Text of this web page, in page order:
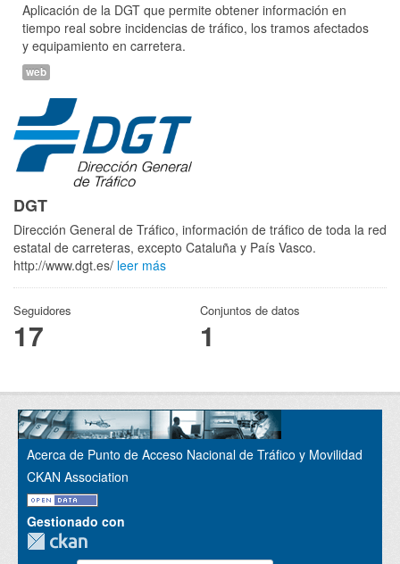
Aplicación de la DGT que permite obtener información en
tiempo real sobre incidencias de tráfico, los tramos afectados
y equipamiento en carretera.
web
DGT
Dirección General de Tráfico, información de tráfico de toda la red
estatal de carreteras, excepto Cataluña y País Vasco.
http://www.dgt.es/ leer más
Seguidores
17
Conjuntos de datos
1
Acerca de Punto de Acceso Nacional de Tráfico y Movilidad
CKAN Association
Gestionado con